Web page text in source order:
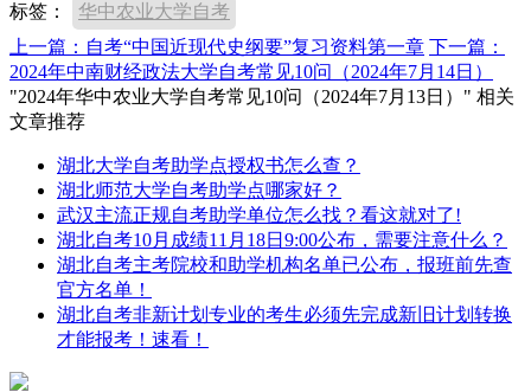
标签：
华中农业大学自考
上一篇：自考“中国近现代史纲要”复习资料第一章 下一篇：
2024年中南财经政法大学自考常见10问（2024年7月14日）
"2024年华中农业大学自考常见10问（2024年7月13日）" 相关
文章推荐
湖北大学自考助学点授权书怎么查？
湖北师范大学自考助学点哪家好？
武汉主流正规自考助学单位怎么找？看这就对了!
湖北自考10月成绩11月18日9:00公布，需要注意什么？
湖北自考主考院校和助学机构名单已公布，报班前先查
官方名单！
湖北自考非新计划专业的考生必须先完成新旧计划转换
才能报考！速看！